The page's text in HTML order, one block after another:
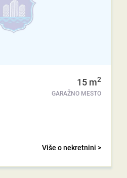
15 m2
GARAŽNO MESTO
Više o nekretnini >